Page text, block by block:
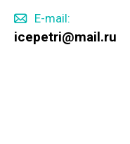
E-mail:
icepetri@mail.ru